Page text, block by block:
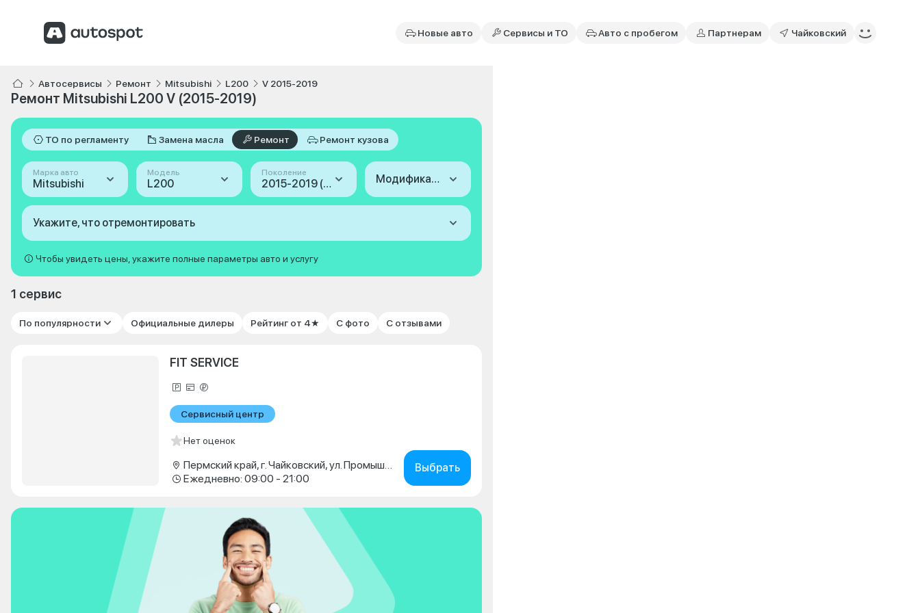
Новые авто Сервисы и ТО Авто с пробегом Партнерам Чайковский
Автосервисы Ремонт Mitsubishi L200 V 2015-2019
Ремонт Mitsubishi L200 V (2015-2019)
ТО по регламенту Замена масла Ремонт Ремонт кузова
Марка авто
Mitsubishi
Модель
L200
Поколение
2015-2019 (V) Модификация
Укажите, что отремонтировать
Чтобы увидеть цены, укажите полные параметры авто и услугу
1 сервис
По популярности Официальные дилеры Рейтинг от 4★ С фото С отзывами
FIT SERVICE
Сервисный центр
Нет оценок
Пермский край, г. Чайковский, ул. Промышленная, д. 15/1
Ежедневно: 09:00 - 21:00
Выбрать